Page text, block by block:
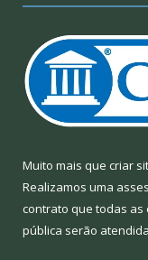
Muito mais que criar
Realizamos uma
contrato que todas as
pública serão